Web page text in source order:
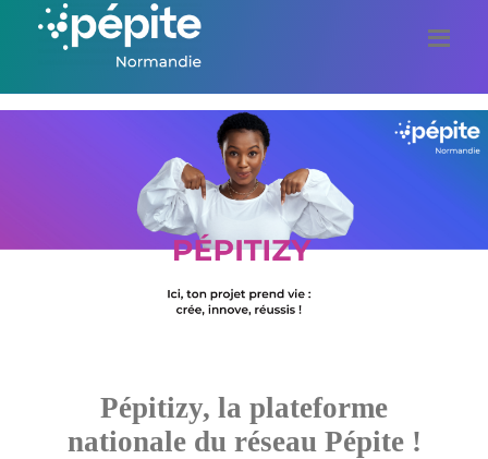
Pépitizy, la plateforme
nationale du réseau Pépite !